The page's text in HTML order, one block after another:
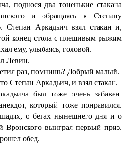
поднося два тоненькие стакана
и обращаясь к Степану
Степан Аркадьич взял стакан и,
конец стола с плешивым рыжим
ему, улыбаясь, головой.
Левин.
раз, помнишь? Добрый малый.
Степан Аркадьич, и взял стакан.
был тоже очень забавен.
который тоже понравился.
о бегах нынешнего дня и о
Вронского выиграл первый приз.
обед.